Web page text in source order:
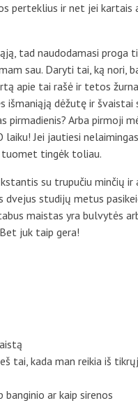
perteklius ir net jei kartais
tad naudodamasi proga
sau. Daryti tai, ką nori,
apie tai rašė ir tetos
dėžutę ir švaistai
pirmadienis? Arba pirmoji
Jei jautiesi
tuomet tingėk toliau.
su trupučiu minčių ir
dvejus studijų metus
maistas yra bulvytės
juk taip gera!
tai, kada man reikia iš
banginio ar kaip sirenos